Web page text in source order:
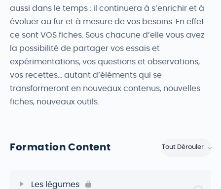
aussi dans le temps : il continuera à s’enrichir et à
évoluer au fur et à mesure de vos besoins. En effet
ce sont VOS fiches. Sous chacune d’elle vous avez
la possibilité de partager vos essais et
expérimentations, vos questions et observations,
vos recettes… autant d’éléments qui se
transformeront en nouveaux contenus, nouvelles
fiches, nouveaux outils.
Formation Content Tout Dérouler
Les légumes